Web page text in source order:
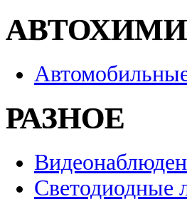
РАЗНОЕ
Светодиодные